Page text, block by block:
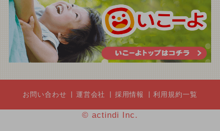
お問い合わせ 運営会社 採用情報 利用規約一覧
© actindi Inc.